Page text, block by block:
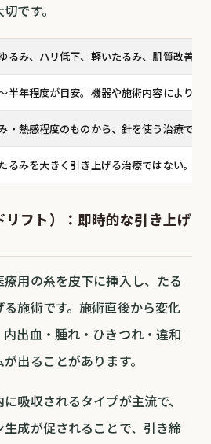
です。
るみ、ハリ低下、軽いたるみ、肌質改善
半年程度が目安。機器や施術内容により異
・熱感程度のものから、針を使う治療では
るみを大きく引き上げる治療ではない。機
フト）：即時的な引き上げ
用の糸を皮下に挿入し、たる
施術です。施術直後から変化
出血・腫れ・ひきつれ・違和
出ることがあります。
吸収されるタイプが主流で、
成が促されることで、引き締